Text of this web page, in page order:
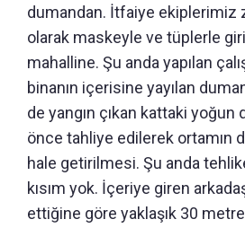
dumandan. İtfaiye ekiplerimiz
olarak maskeyle ve tüplerle
mahalline. Şu anda yapılan
binanın içerisine yayılan
de yangın çıkan kattaki yoğun
önce tahliye edilerek ortamın
hale getirilmesi. Şu anda
kısım yok. İçeriye giren
ettiğine göre yaklaşık 30